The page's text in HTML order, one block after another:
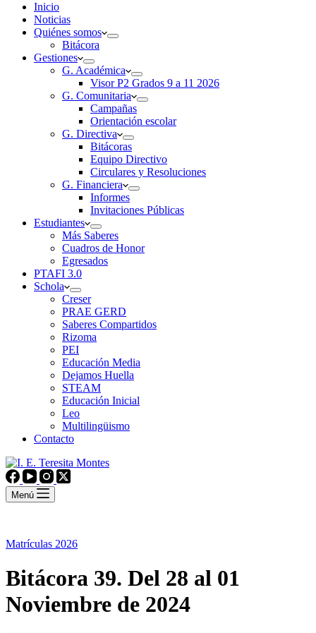
Inicio
Noticias
Quiénes somos
Bitácora
Gestiones
G. Académica
Visor P2 Grados 9 a 11 2026
G. Comunitaria
Campañas
Orientación escolar
G. Directiva
Bitácoras
Equipo Directivo
Circulares y Resoluciones
G. Financiera
Informes
Invitaciones Públicas
Estudiantes
Más Saberes
Cuadros de Honor
Egresados
PTAFI 3.0
Schola
Creser
PRAE GERD
Saberes Compartidos
Rizoma
PEI
Educación Media
Dejamos Huella
STEAM
Educación Inicial
Leo
Multilingüismo
Contacto
Menú
Matrículas 2026
Bitácora 39. Del 28 al 01
Noviembre de 2024